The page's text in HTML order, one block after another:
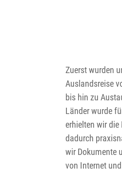
Zuerst wurden
Auslandsreise
bis hin zu
Länder wurde
erhielten wir
dadurch
wir Dokumente
von Internet